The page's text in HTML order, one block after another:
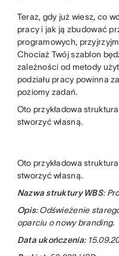
Teraz, gdy już wiesz, co
pracy i jak ją zbudować
programowych,
Chociaż Twój szablon
zależności od metody
podziału pracy powinna
poziomy zadań.
Oto przykładowa
stworzyć własną.
Oto przykładowa
stworzyć własną.
Nazwa struktury WBS:
Opis: Odświeżenie
oparciu o nowy branding.
Data ukończenia: